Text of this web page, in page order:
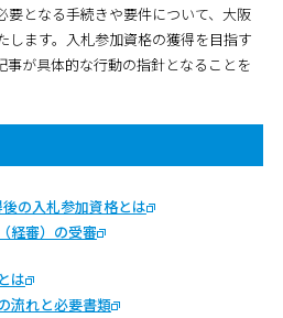
要となる手続きや要件について、大阪
します。入札参加資格の獲得を目指す
事が具体的な行動の指針となることを
の入札参加資格とは
経審）の受審
は
流れと必要書類